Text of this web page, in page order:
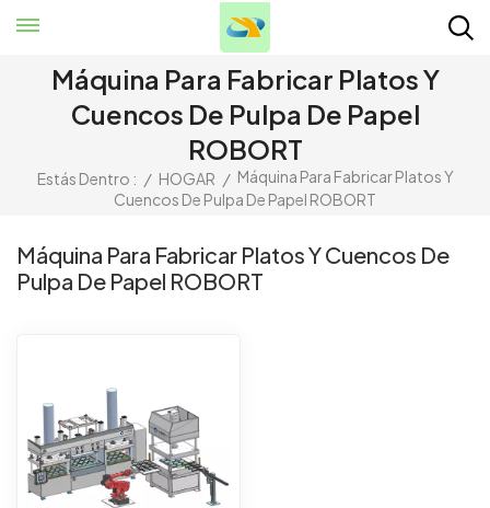
Máquina Para Fabricar Platos Y
Cuencos De Pulpa De Papel
ROBORT
Estás Dentro : / HOGAR / Máquina Para Fabricar Platos Y
Cuencos De Pulpa De Papel ROBORT
Máquina Para Fabricar Platos Y Cuencos De
Pulpa De Papel ROBORT